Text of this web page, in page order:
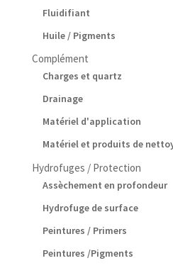
Fluidifiant
Huile / Pigments
Complément
Charges et quartz
Drainage
Matériel d'application
Matériel et produits de
Hydrofuges / Protection
Assèchement en profondeur
Hydrofuge de surface
Peintures / Primers
Peintures /Pigments